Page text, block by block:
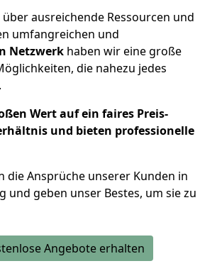
ausreichende Ressourcen und
umfangreichen und
Netzwerk haben wir eine große
die nahezu jedes
Wert auf ein faires Preis-
und bieten professionelle
die Ansprüche unserer Kunden in
und geben unser Bestes, um sie zu
Angebote erhalten